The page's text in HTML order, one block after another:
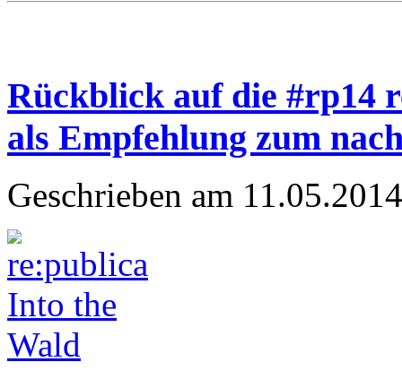
Rückblick auf die #rp14
als Empfehlung zum
Geschrieben am